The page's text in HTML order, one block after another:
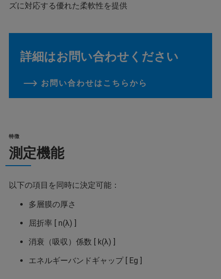
ズに対応する優れた柔軟性を提供
詳細はお問い合わせください
お問い合わせはこちらから
特徴
測定機能
以下の項目を同時に決定可能：
多層膜の厚さ
屈折率 [ n(λ) ]
消衰（吸収）係数 [ k(λ) ]
エネルギーバンドギャップ [ Eg ]